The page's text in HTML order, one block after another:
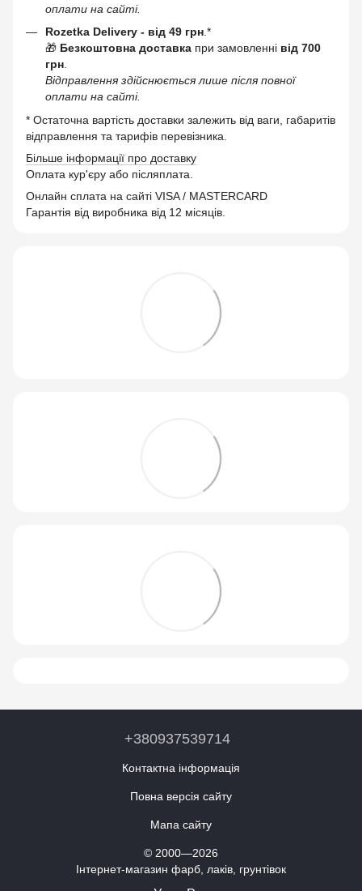
оплати на сайті.
Rozetka Delivery - від 49 грн .*
🎁 Безкоштовна доставка при замовленні від 700
грн
Відправлення здійснюється лише після повної
оплати на сайті.
* Остаточна вартість доставки залежить від ваги, габаритів
відправлення та тарифів перевізника.
Більше інформації про доставку
Оплата кур'єру або післяплата.
Онлайн сплата на сайті VISA / MASTERCARD
Гарантія від виробника від 12 місяців.
+380937539714
Контактна інформація
Повна версія сайту
Мапа сайту
© 2000—2026
Інтернет-магазин фарб, лаків, грунтівок